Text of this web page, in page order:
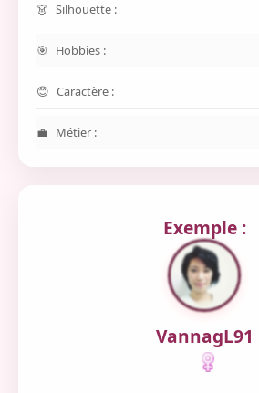
Silhouette :
Hobbies :
Caractère :
Métier :
Exemple :
VannagL91